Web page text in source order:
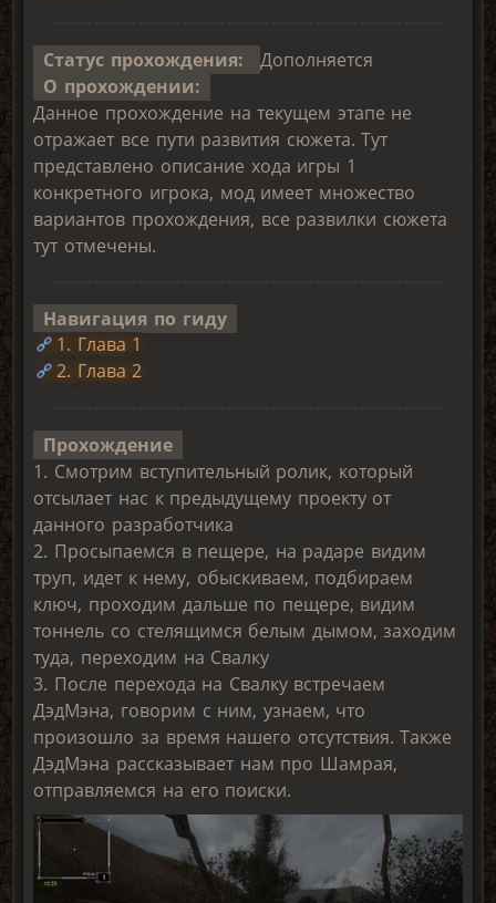
Статус прохождения:
Дополняется
О прохождении:
Данное прохождение на текущем этапе не
отражает все пути развития сюжета. Тут
представлено описание хода игры 1
конкретного игрока, мод имеет множество
вариантов прохождения, все развилки сюжета
тут отмечены.
Навигация по гиду
1. Глава 1
2. Глава 2
Прохождение
1. Смотрим вступительный ролик, который
отсылает нас к предыдущему проекту от
данного разработчика
2. Просыпаемся в пещере, на радаре видим
труп, идет к нему, обыскиваем, подбираем
ключ, проходим дальше по пещере, видим
тоннель со стелящимся белым дымом, заходим
туда, переходим на Свалку
3. После перехода на Свалку встречаем
ДэдМэна, говорим с ним, узнаем, что
произошло за время нашего отсутствия. Также
ДэдМэна рассказывает нам про Шамрая,
отправляемся на его поиски.